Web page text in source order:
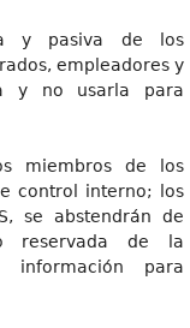
y pasiva de los
empleadores y
y no usarla para
miembros de los
control interno; los
se abstendrán de
reservada de la
información para